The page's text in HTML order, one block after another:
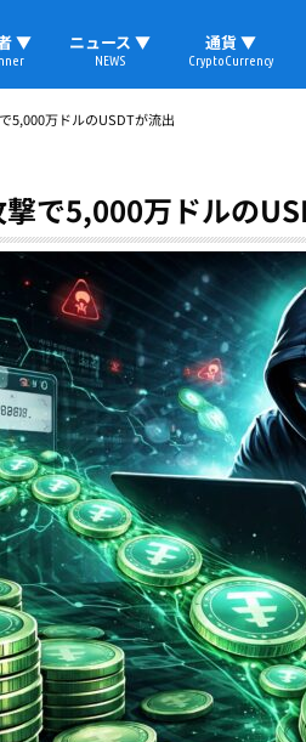
▼ ニュース ▼
NEWS
通貨 ▼
CryptoCurrency
5,000万ドルのUSDTが流出
で5,000万ドルの